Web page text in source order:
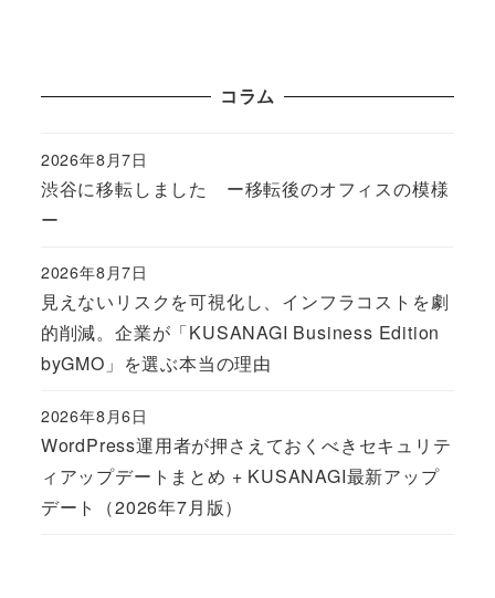
コラム
渋谷に移転しました ー移転後のオフィスの模様
ー
Published
2026年8月7日
見えないリスクを可視化し、インフラコストを劇
的削減。企業が「KUSANAGI Business Edition
byGMO」を選ぶ本当の理由
Published
2026年8月7日
WordPress運用者が押さえておくべきセキュリテ
ィアップデートまとめ + KUSANAGI最新アップ
デート（2026年7月版）
Published
2026年8月6日